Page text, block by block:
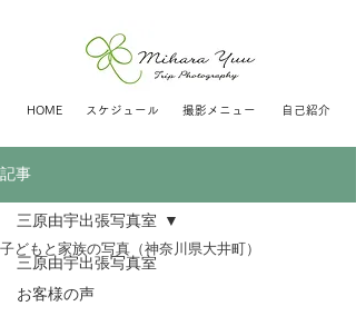
HOME スケジュール 撮影メニュー 自己紹介
記事
三原由宇出張写真室
お客様の声
三原由宇出張写真室
子どもと家族の写真（神奈川県大井町）